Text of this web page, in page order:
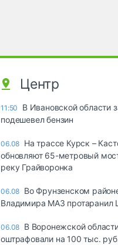
Центр
11:50
В Ивановской области
подешевел бензин
06.08 На трассе Курск –
обновляют 65-метровый
реку Грайворонка
06.08 Во Фрунзенском
Владимира МАЗ протаранил
06.08 В Воронежской
оштрафовали на 100 тыс.